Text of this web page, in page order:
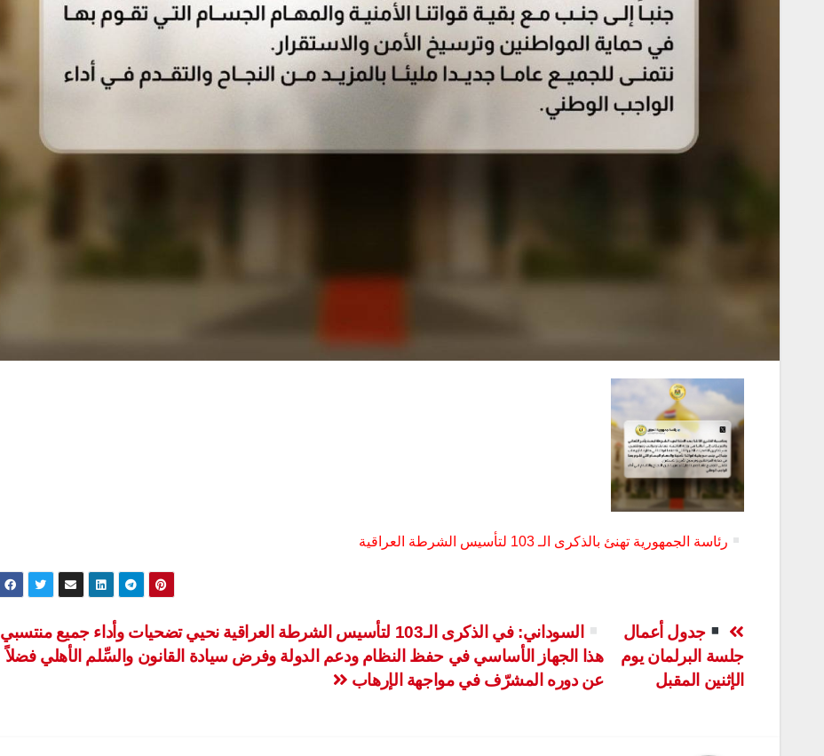
رئاسة الجمهورية تهنئ بالذكرى الـ 103 لتأسيس الشرطة العراقية
تصفّح
المقالات
السوداني: في الذكرى الـ103 لتأسيس الشرطة العراقية نحيي تضحيات وأداء جميع منتسبي
هذا الجهاز الأساسي في حفظ النظام ودعم الدولة وفرض سيادة القانون والسِّلم الأهلي فضلاً
عن دوره المشرّف في مواجهة الإرهاب
جدول أعمال
جلسة البرلمان يوم
الإثنين المقبل